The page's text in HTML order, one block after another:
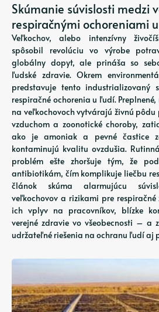
Skúmanie súvislosti medzi
respiračnými ochoreniami
Veľkochov, alebo intenzívny
spôsobil revolúciu vo výrobe
globálny dopyt, ale prináša so
ľudské zdravie. Okrem
predstavuje tento industrializovaný
respiračné ochorenia u ľudí.
na veľkochovoch vytvárajú živnú
vzduchom a zoonotické choroby,
ako je amoniak a pevné častice
kontaminujú kvalitu ovzdušia.
problém ešte zhoršuje tým, že
antibiotikám, čím komplikuje liečbu
článok skúma alarmujúcu
veľkochovov a rizikami pre
ich vplyv na pracovníkov, blízke
verejné zdravie vo všeobecnosti – a
udržateľné riešenia na ochranu ľudí aj